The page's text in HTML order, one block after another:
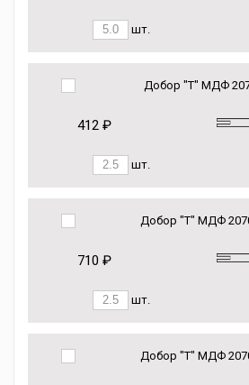
шт.
Добор "Т" МДФ
412 ₽
шт.
Добор "Т" МДФ
710 ₽
шт.
Добор "Т" МДФ